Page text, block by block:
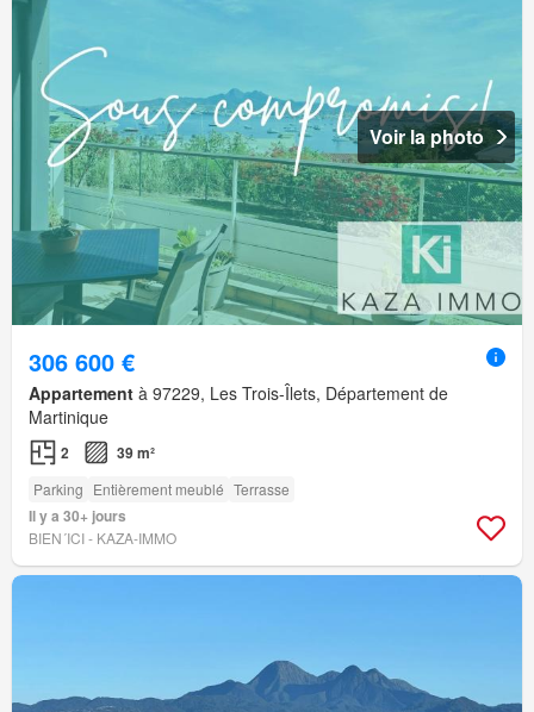
Voir la photo
306 600 €
Appartement à 97229, Les Trois-Îlets, Département de
Martinique
2 39 m²
Parking Entièrement meublé Terrasse
Il y a 30+ jours
BIEN´ICI - KAZA-IMMO